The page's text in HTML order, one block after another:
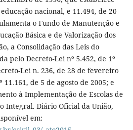
nacional, e 11.494, de 20
o Fundo de Manutenção e
Básica e de Valorização dos
a Consolidação das Leis do
pelo Decreto-Lei nº 5.452, de 1º
Lei n. 236, de 28 de fevereiro
11.161, de 5 de agosto de 2005; e
à Implementação de Escolas de
Integral. Diário Oficial da União,
em: